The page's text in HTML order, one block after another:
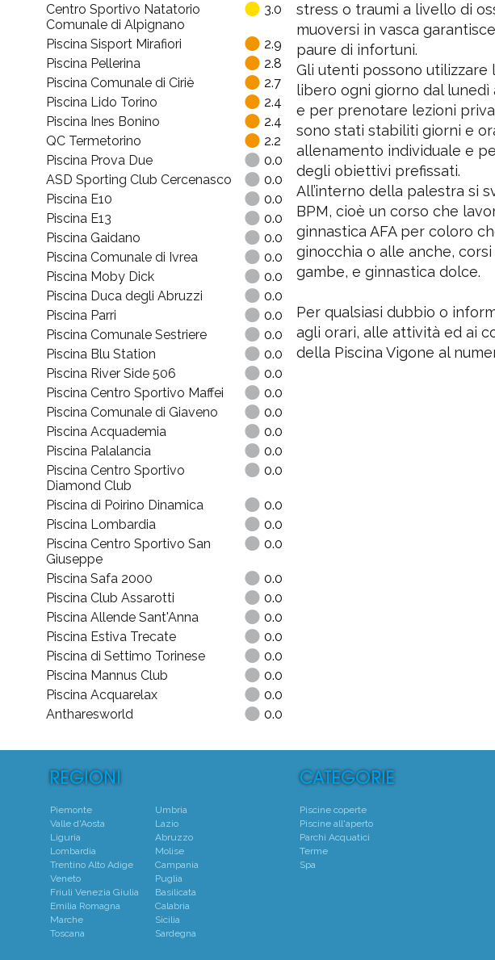
stress o traumi a livello di
muoversi in vasca
paure di infortuni.
Gli utenti possono
libero ogni giorno dal lunedì
e per prenotare lezioni
sono stati stabiliti giorni e
allenamento individuale e
degli obiettivi prefissati.
All’interno della palestra si
BPM, cioè un corso che
ginnastica AFA per coloro
ginocchia o alle anche,
gambe, e ginnastica dolce.
Per qualsiasi dubbio o
agli orari, alle attività ed ai
della Piscina Vigone al
Centro Sportivo Natatorio
Comunale di Alpignano
3.0
Piscina Sisport Mirafiori
2.9
Piscina Pellerina
2.8
Piscina Comunale di Ciriè
2.7
Piscina Lido Torino
2.4
Piscina Ines Bonino
2.4
QC Termetorino
2.2
Piscina Prova Due
0.0
ASD Sporting Club Cercenasco
0.0
Piscina E10
0.0
Piscina E13
0.0
Piscina Gaidano
0.0
Piscina Comunale di Ivrea
0.0
Piscina Moby Dick
0.0
Piscina Duca degli Abruzzi
0.0
Piscina Parri
0.0
Piscina Comunale Sestriere
0.0
Piscina Blu Station
0.0
Piscina River Side 506
0.0
Piscina Centro Sportivo Maffei
0.0
Piscina Comunale di Giaveno
0.0
Piscina Acquademia
0.0
Piscina Palalancia
0.0
Piscina Centro Sportivo
Diamond Club
0.0
Piscina di Poirino Dinamica
0.0
Piscina Lombardia
0.0
Piscina Centro Sportivo San
Giuseppe
0.0
Piscina Safa 2000
0.0
Piscina Club Assarotti
0.0
Piscina Allende Sant'Anna
0.0
Piscina Estiva Trecate
0.0
Piscina di Settimo Torinese
0.0
Piscina Mannus Club
0.0
Piscina Acquarelax
0.0
Antharesworld
0.0
Piemonte
Valle d'Aosta
Liguria
Lombardia
Trentino Alto Adige
Veneto
Friuli Venezia Giulia
Emilia Romagna
Marche
Toscana
Umbria
Lazio
Abruzzo
Molise
Campania
Puglia
Basilicata
Calabria
Sicilia
Sardegna
Piscine coperte
Piscine all'aperto
Parchi Acquatici
Terme
Spa